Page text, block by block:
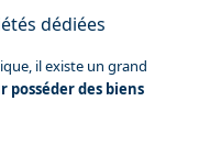
dédiées
il existe un grand
posséder des biens